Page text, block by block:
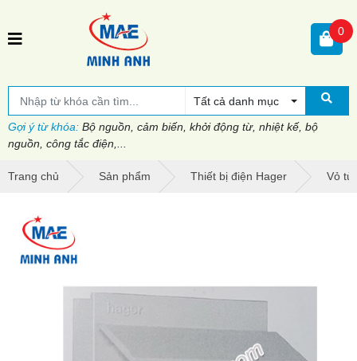
Tất cả danh mục
Gợi ý từ khóa: Bộ nguồn, cảm biến, khởi động từ, nhiệt kế, bộ
nguồn, công tắc điện,...
0
Trang chủ Sản phẩm Thiết bị điện Hager Vỏ tủ